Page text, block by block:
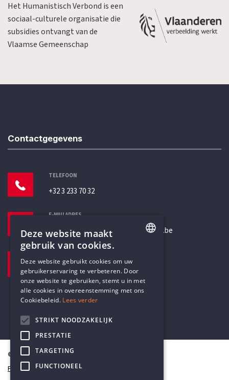
Het Humanistisch Verbond is een
sociaal-culturele organisatie die
subsidies ontvangt van de
Vlaamse Gemeenschap
Contactgegevens
TELEFOON
+32 3 233 70 32
E-MAILADRES
secretariaat@humanistischverbond.be
Pottenbrug 4
Antwerpen, 2000
© Humanistisch Verbond 2026
Privacy
DUTCH
Deze website maakt
gebruik van cookies.
Deze website gebruikt cookies om uw
gebruikerservaring te verbeteren. Door
onze website te gebruiken, stemt u in met
alle cookies in overeenstemming met ons
Cookiebeleid. Lees verder
STRIKT NOODZAKELIJK
PRESTATIE
TARGETING
FUNCTIONEEL